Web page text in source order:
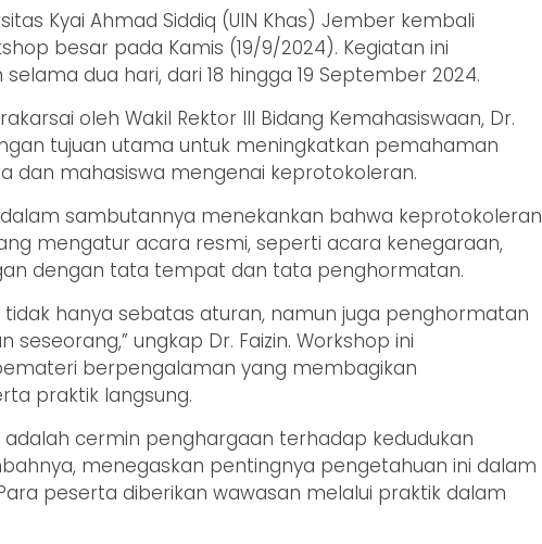
Kyai Ahmad Siddiq (UIN Khas) Jember kembali
besar pada Kamis (19/9/2024). Kegiatan ini
dua hari, dari 18 hingga 19 September 2024.
oleh Wakil Rektor III Bidang Kemahasiswaan, Dr.
tujuan utama untuk meningkatkan pemahaman
dan mahasiswa mengenai keprotokoleran.
dalam sambutannya menekankan bahwa keprotokoleran
mengatur acara resmi, seperti acara kenegaraan,
dengan tata tempat dan tata penghormatan.
tidak hanya sebatas aturan, namun juga penghormatan
ungkap Dr. Faizin. Workshop ini
berpengalaman yang membagikan
praktik langsung.
adalah cermin penghargaan terhadap kedudukan
menegaskan pentingnya pengetahuan ini dalam
peserta diberikan wawasan melalui praktik dalam